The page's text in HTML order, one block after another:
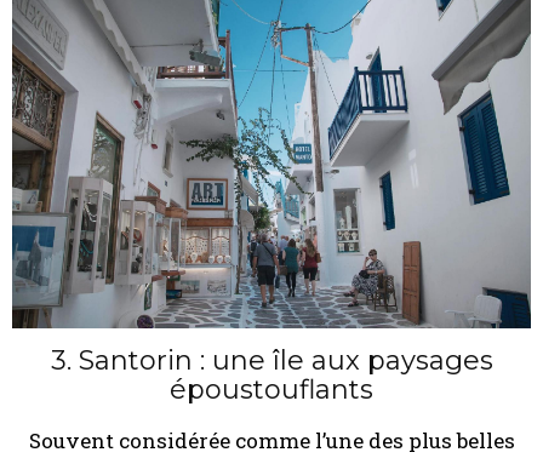
3. Santorin : une île aux paysages
époustouflants
Souvent considérée comme l’une des plus belles